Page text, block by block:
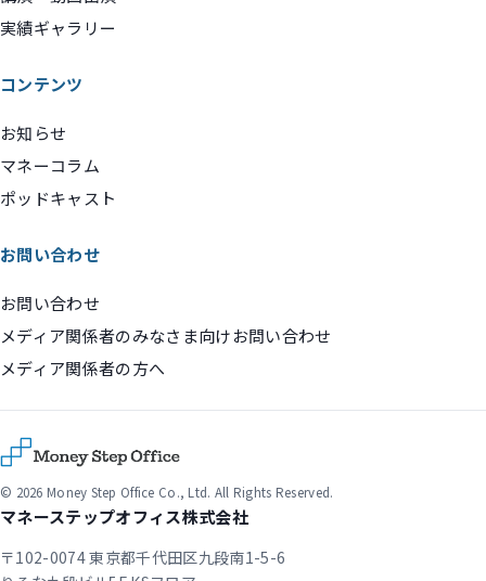
実績ギャラリー
コンテンツ
お知らせ
マネーコラム
ポッドキャスト
お問い合わせ
お問い合わせ
メディア関係者のみなさま向けお問い合わせ
メディア関係者の方へ
© 2026 Money Step Office Co., Ltd. All Rights Reserved.
マネーステップオフィス株式会社
〒102-0074 東京都千代田区九段南1-5-6